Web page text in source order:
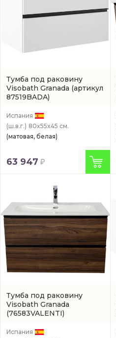
Тумба под раковину
Visobath Granada (артикул
87519BADA)
Испания
(ш.в.г.) 80x55x45 см.
(матовая, белая)
63 947
Тумба под раковину
Visobath Granada
(76583VALENTI)
Испания